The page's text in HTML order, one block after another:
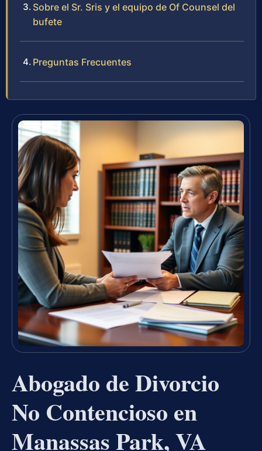
Sobre el Sr. Sris y el equipo de Of Counsel del
bufete
Preguntas Frecuentes
Abogado de Divorcio
No Contencioso en
Manassas Park, VA